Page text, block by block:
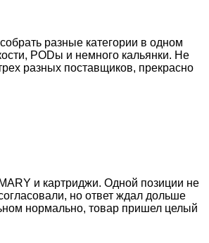
разные категории в одном
PODы и немного кальянки. Не
разных поставщиков, прекрасно
и картриджи. Одной позиции не
но ответ ждал дольше
нормально, товар пришел целый